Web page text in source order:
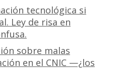
tecnológica si
Ley de risa en
sobre malas
en el CNIC —¿los